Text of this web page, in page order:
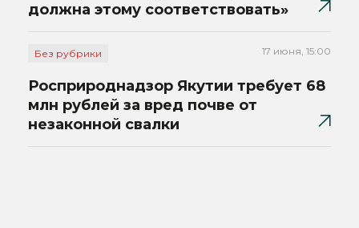
должна этому соответствовать»
Без рубрики 17 июня, 15:00
Росприроднадзор Якутии требует 68
млн рублей за вред почве от
незаконной свалки